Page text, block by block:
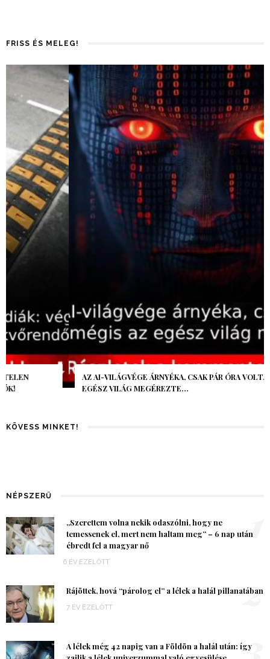
FRISS ÉS MELEG!
AZ AI-VILÁGVÉGE ÁRNYÉKA, CSAK PÁR ÓRA VOLT, MÉGIS AZ
EGÉSZ VILÁG MEGÉREZTE…
KÖVESS MINKET!
NÉPSZERŰ
„Szerettem volna nekik odaszólni, hogy ne
temessenek el, mert nem haltam meg” – 6 nap után
ébredt fel a magyar nő
6 ÉV EZELŐTT
1
Rájöttek, hová “párolog el” a lélek a halál pillanatában
7 ÉV EZELŐTT 2
A lélek még 42 napig van a Földön a halál után: így
3